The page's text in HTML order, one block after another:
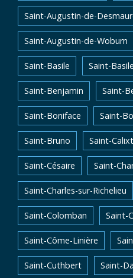
Saint-Augustin-de-
Saint-Augustin-de-Woburn
Saint-Basile Saint-
Saint-Benjamin Saint-
Saint-Boniface Saint-
Saint-Bruno Saint-
Saint-Césaire Saint-
Saint-Charles-sur-Richelieu
Saint-Colomban Saint-
Saint-Côme-Linière
Saint-Cuthbert Saint-